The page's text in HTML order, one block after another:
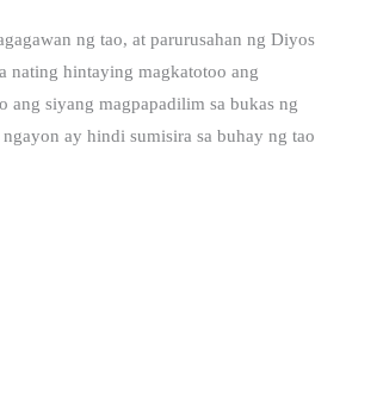
ng tao, at parurusahan ng Diyos
nating hintaying magkatotoo ang
ang siyang magpapadilim sa bukas ng
ay hindi sumisira sa buhay ng tao